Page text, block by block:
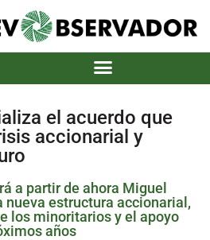
el acuerdo que
accionarial y
a partir de ahora Miguel
nueva estructura accionarial,
los minoritarios y el apoyo
años